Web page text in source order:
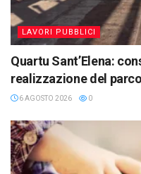
LAVORI PUBBLICI
Quartu Sant’Elena:
realizzazione del
6 AGOSTO 2026 0